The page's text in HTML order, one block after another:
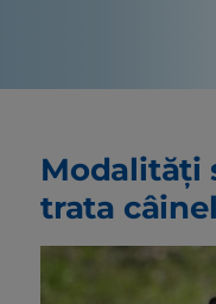
Modalități
trata